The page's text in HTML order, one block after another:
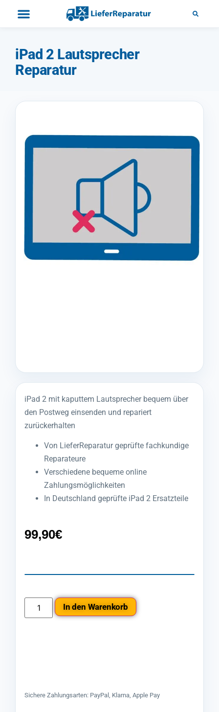
iPad 2 Lautsprecher
Reparatur
iPad 2 mit kaputtem Lautsprecher bequem über
den Postweg einsenden und repariert
zurückerhalten
Von LieferReparatur geprüfte fachkundige
Reparateure
Verschiedene bequeme online
Zahlungsmöglichkeiten
In Deutschland geprüfte iPad 2 Ersatzteile
99,90€
In den Warenkorb
Sichere Zahlungsarten: PayPal, Klarna, Apple Pay